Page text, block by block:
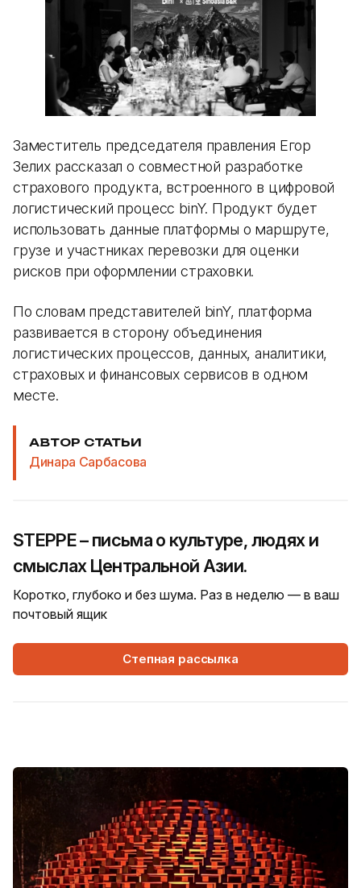
Заместитель председателя правления Егор
Зелих рассказал о совместной разработке
страхового продукта, встроенного в цифровой
логистический процесс binY. Продукт будет
использовать данные платформы о маршруте,
грузе и участниках перевозки для оценки
рисков при оформлении страховки.
По словам представителей binY, платформа
развивается в сторону объединения
логистических процессов, данных, аналитики,
страховых и финансовых сервисов в одном
месте.
АВТОР СТАТЬИ
Динара Сарбасова
STEPPE – письма о культуре, людях и
смыслах Центральной Азии.
Коротко, глубоко и без шума. Раз в неделю — в ваш
почтовый ящик
Степная рассылка